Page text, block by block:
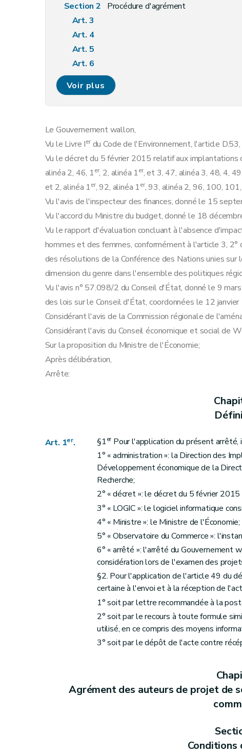
Section 2
Procédure d'agrément
Art. 3
Art. 4
Art. 5
Art. 6
Art. 7
Art. 8
Art. 10
Art. 11
Art. 12
Section 4
Commission d'agrément
Art. 13
Art. 14
Art. 15
Chapitre III Permis d'implantation commerciale
Section 1 re
Procédure de première instance
Sous-section 1re
Dossier de demande de
Art. 16
Art. 17
Sous-section 2 Enquête publique
Art. 18
Art. 19
Art. 20
Sous-section 3
Recours à l'encontre d'un permis
Art. 24
Art. 25
Art. 26
Art. 27
Chapitre IV Permis intégré
Section 1re
Procédure de première instance
Sous-section 1 Dossier de demande de
Art. 28
Sous-section 2 Enquête publique
Art. 29
Art. 30
Sous-section 3
Avis de l'Observatoire du Commerce et
Art. 32
Art. 33
Tenue des registres des permis
Art. 37
Voir plus
Le Gouvernement wallon,
Vu le Livre Ierdu Code de l'Environnement, l'article D.53,
Vu le décret du 5 février 2015 relatif aux
alinéa 2, 46, 1er, 2, alinéa 1er, et 3, 47, alinéa 3, 48, 4,
et 2, alinéa 1er, 92, alinéa 1er, 93, alinéa 2, 96, 100,
Vu l'avis de l'inspecteur des finances, donné le 15
Vu l'accord du Ministre du budget, donné le 18
Vu le rapport d'évaluation concluant à l'absence
hommes et des femmes, conformément à l'article 3,
des résolutions de la Conférence des Nations unies
dimension du genre dans l'ensemble des politiques
Vu l'avis n° 57.098/2 du Conseil d'État, donné le 9
des lois sur le Conseil d'État, coordonnées le 12
Considérant l'avis de la Commission régionale de
Considérant l'avis du Conseil économique et social de
Sur la proposition du Ministre de l'Économie;
Après délibération,
Arrête:
Art. 1er. §1erPour l'application du présent arrêté,
1° « administration »: la Direction des
Développement économique de la
Recherche;
2° « décret »: le décret du 5 février
3° « LOGIC »: le logiciel informatique
4° « Ministre »: le Ministre de l'Économie;
5° « Observatoire du Commerce »:
6° « arrêté »: l'arrêté du Gouvernement
considération lors de l'examen des
§2. Pour l'application de l'article 49 du
certaine à l'envoi et à la réception de
1° soit par lettre recommandée à la
2° soit par le recours à toute formule
utilisé, en ce compris des moyens
3° soit par le dépôt de l'acte contre
Agrément des auteurs de projet de
Conditions